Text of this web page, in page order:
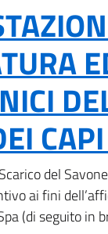
del
ai fini
(di seguito in